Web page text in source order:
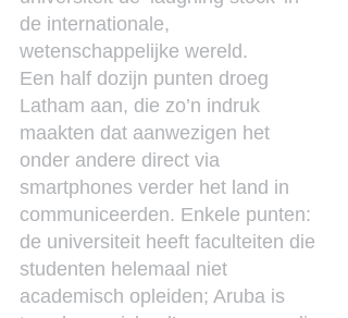
de internationale,
wetenschappelijke wereld.
Een half dozijn punten droeg
Latham aan, die zo’n indruk
maakten dat aanwezigen het
onder andere direct via
smartphones verder het land in
communiceerden. Enkele punten:
de universiteit heeft faculteiten die
studenten helemaal niet
academisch opleiden; Aruba is